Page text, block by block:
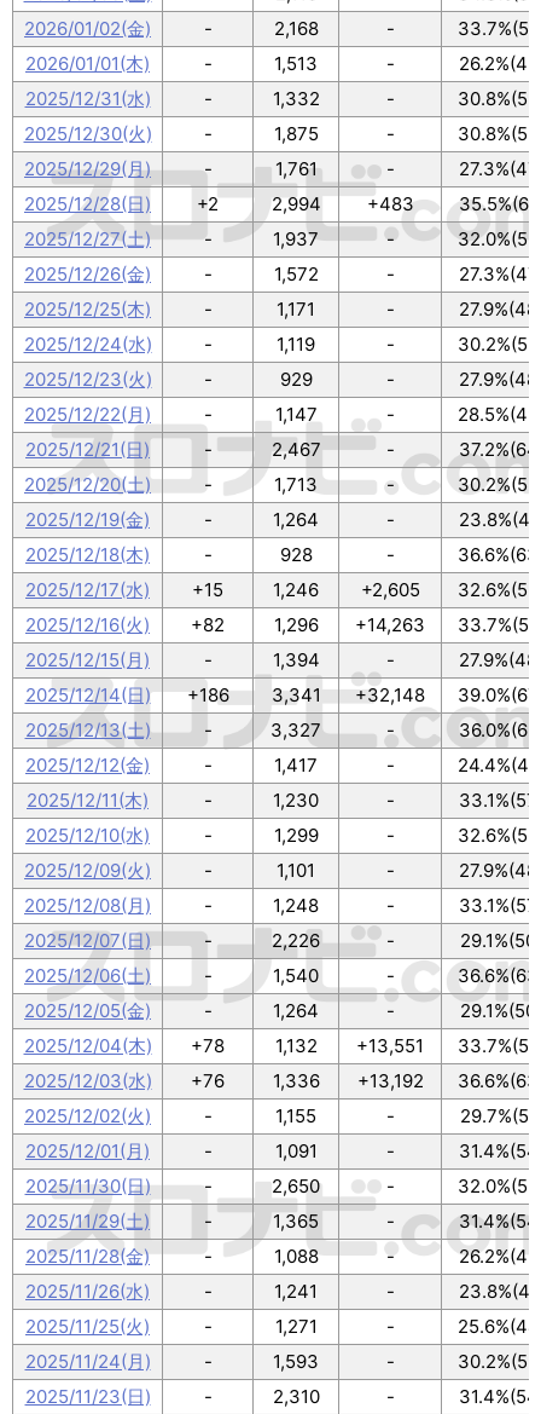
2026/01/02(金)
- 2,168 -
2026/01/01(木)
- 1,513 -
2025/12/31(水)
- 1,332 -
2025/12/30(火)
- 1,875 -
2025/12/29(月)
- 1,761 -
2025/12/28(日)
+2 2,994 +483
2025/12/27(土)
- 1,937 -
2025/12/26(金)
- 1,572 -
2025/12/25(木)
- 1,171 -
2025/12/24(水)
- 1,119 -
2025/12/23(火)
- 929 -
2025/12/22(月)
- 1,147 -
2025/12/21(日)
- 2,467 -
2025/12/20(土)
- 1,713 -
2025/12/19(金)
- 1,264 -
2025/12/18(木)
- 928 -
2025/12/17(水)
+15 1,246 +2,605
2025/12/16(火)
+82 1,296 +14,263
2025/12/15(月)
- 1,394 -
2025/12/14(日)
+186 3,341 +32,148
2025/12/13(土)
- 3,327 -
2025/12/12(金)
- 1,417 -
2025/12/11(木)
- 1,230 -
2025/12/10(水)
- 1,299 -
2025/12/09(火)
- 1,101 -
2025/12/08(月)
- 1,248 -
2025/12/07(日)
- 2,226 -
2025/12/06(土)
- 1,540 -
2025/12/05(金)
- 1,264 -
2025/12/04(木)
+78 1,132 +13,551
2025/12/03(水)
+76 1,336 +13,192
2025/12/02(火)
- 1,155 -
2025/12/01(月)
- 1,091 -
2025/11/30(日)
- 2,650 -
2025/11/29(土)
- 1,365 -
2025/11/28(金)
- 1,088 -
2025/11/26(水)
- 1,241 -
2025/11/25(火)
- 1,271 -
2025/11/24(月)
- 1,593 -
2025/11/23(日)
- 2,310 -